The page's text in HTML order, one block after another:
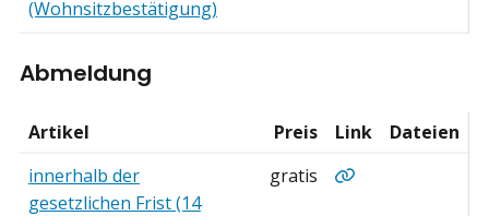
(Wohnsitzbestätigung)
Abmeldung
Abmeldung
Artikel Preis Link
Dateien
innerhalb der
gesetzlichen Frist (14
gratis innerhalb der